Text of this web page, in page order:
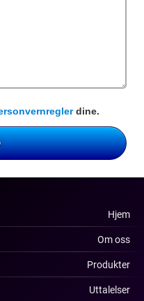
dine.
Hjem
Om oss
Produkter
Uttalelser